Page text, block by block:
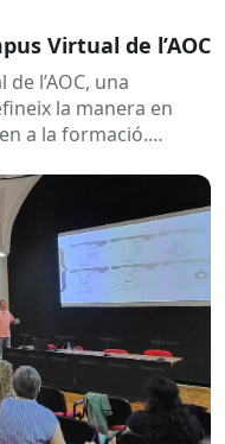
Virtual de l’AOC
l’AOC, una
la manera en
a la formació.